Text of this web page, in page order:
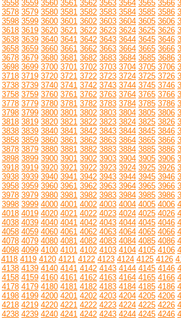
3558 3559 3560 3561 3562 3563 3564 3565 3566
3578 3579 3580 3581 3582 3583 3584 3585 3586
3598 3599 3600 3601 3602 3603 3604 3605 3606
3618 3619 3620 3621 3622 3623 3624 3625 3626
3638 3639 3640 3641 3642 3643 3644 3645 3646
3658 3659 3660 3661 3662 3663 3664 3665 3666
3678 3679 3680 3681 3682 3683 3684 3685 3686
3698 3699 3700 3701 3702 3703 3704 3705 3706
3718 3719 3720 3721 3722 3723 3724 3725 3726
3738 3739 3740 3741 3742 3743 3744 3745 3746
3758 3759 3760 3761 3762 3763 3764 3765 3766
3778 3779 3780 3781 3782 3783 3784 3785 3786
3798 3799 3800 3801 3802 3803 3804 3805 3806
3818 3819 3820 3821 3822 3823 3824 3825 3826
3838 3839 3840 3841 3842 3843 3844 3845 3846
3858 3859 3860 3861 3862 3863 3864 3865 3866
3878 3879 3880 3881 3882 3883 3884 3885 3886
3898 3899 3900 3901 3902 3903 3904 3905 3906
3918 3919 3920 3921 3922 3923 3924 3925 3926
3938 3939 3940 3941 3942 3943 3944 3945 3946
3958 3959 3960 3961 3962 3963 3964 3965 3966
3978 3979 3980 3981 3982 3983 3984 3985 3986
3998 3999 4000 4001 4002 4003 4004 4005 4006
4018 4019 4020 4021 4022 4023 4024 4025 4026
4038 4039 4040 4041 4042 4043 4044 4045 4046
4058 4059 4060 4061 4062 4063 4064 4065 4066
4078 4079 4080 4081 4082 4083 4084 4085 4086
4098 4099 4100 4101 4102 4103 4104 4105 4106
4118 4119 4120 4121 4122 4123 4124 4125 4126
4138 4139 4140 4141 4142 4143 4144 4145 4146
4158 4159 4160 4161 4162 4163 4164 4165 4166
4178 4179 4180 4181 4182 4183 4184 4185 4186
4198 4199 4200 4201 4202 4203 4204 4205 4206
4218 4219 4220 4221 4222 4223 4224 4225 4226
4238 4239 4240 4241 4242 4243 4244 4245 4246